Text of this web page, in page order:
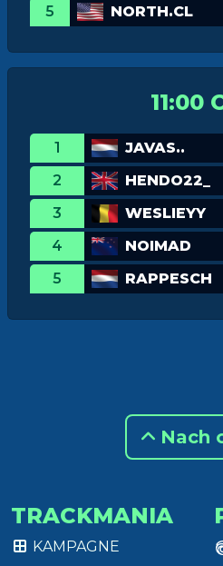
5
NORTH.CL
11:00
1
JAVAS..
2
HENDO22_
3
WESLIEYY
4
NOIMAD
5
RAPPESCH
Nach
TRACKMANIA
KAMPAGNE